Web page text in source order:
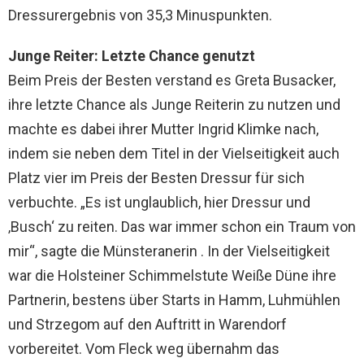
Dressurergebnis von 35,3 Minuspunkten.
Junge Reiter: Letzte Chance genutzt
Beim Preis der Besten verstand es Greta Busacker,
ihre letzte Chance als Junge Reiterin zu nutzen und
machte es dabei ihrer Mutter Ingrid Klimke nach,
indem sie neben dem Titel in der Vielseitigkeit auch
Platz vier im Preis der Besten Dressur für sich
verbuchte. „Es ist unglaublich, hier Dressur und
‚Busch‘ zu reiten. Das war immer schon ein Traum von
mir“, sagte die Münsteranerin . In der Vielseitigkeit
war die Holsteiner Schimmelstute Weiße Düne ihre
Partnerin, bestens über Starts in Hamm, Luhmühlen
und Strzegom auf den Auftritt in Warendorf
vorbereitet. Vom Fleck weg übernahm das